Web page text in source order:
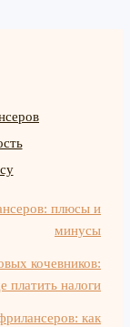
плюсы и
минусы
кочевников:
платить налоги
как